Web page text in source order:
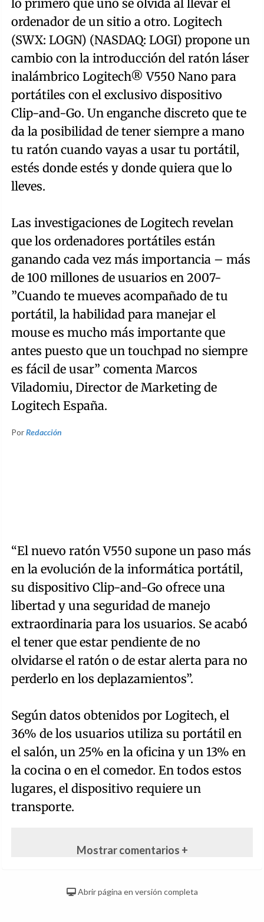
lo primero que uno se olvida al llevar el
ordenador de un sitio a otro. Logitech
(SWX: LOGN) (NASDAQ: LOGI) propone un
cambio con la introducción del ratón láser
inalámbrico Logitech® V550 Nano para
portátiles con el exclusivo dispositivo
Clip-and-Go. Un enganche discreto que te
da la posibilidad de tener siempre a mano
tu ratón cuando vayas a usar tu portátil,
estés donde estés y donde quiera que lo
lleves.
Las investigaciones de Logitech revelan
que los ordenadores portátiles están
ganando cada vez más importancia – más
de 100 millones de usuarios en 2007-
”Cuando te mueves acompañado de tu
portátil, la habilidad para manejar el
mouse es mucho más importante que
antes puesto que un touchpad no siempre
es fácil de usar” comenta Marcos
Viladomiu, Director de Marketing de
Logitech España.
PorRedacción
“El nuevo ratón V550 supone un paso más
en la evolución de la informática portátil,
su dispositivo Clip-and-Go ofrece una
libertad y una seguridad de manejo
extraordinaria para los usuarios. Se acabó
el tener que estar pendiente de no
olvidarse el ratón o de estar alerta para no
perderlo en los deplazamientos”.
Según datos obtenidos por Logitech, el
36% de los usuarios utiliza su portátil en
el salón, un 25% en la oficina y un 13% en
la cocina o en el comedor. En todos estos
lugares, el dispositivo requiere un
transporte.
Mostrar comentarios +
Abrir página en versión completa